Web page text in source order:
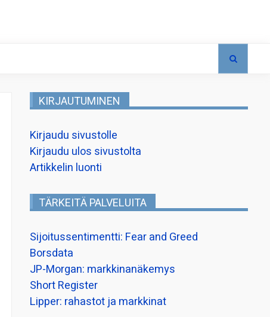
KIRJAUTUMINEN
Kirjaudu sivustolle
Kirjaudu ulos sivustolta
Artikkelin luonti
TÄRKEITÄ PALVELUITA
Sijoitussentimentti: Fear and Greed
Borsdata
JP-Morgan: markkinanäkemys
Short Register
Lipper: rahastot ja markkinat